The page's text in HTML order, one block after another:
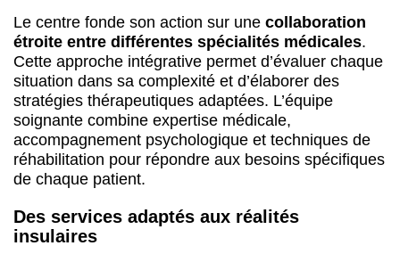
Le centre fonde son action sur une collaboration
étroite entre différentes spécialités médicales.
Cette approche intégrative permet d’évaluer chaque
situation dans sa complexité et d’élaborer des
stratégies thérapeutiques adaptées. L’équipe
soignante combine expertise médicale,
accompagnement psychologique et techniques de
réhabilitation pour répondre aux besoins spécifiques
de chaque patient.
Des services adaptés aux réalités
insulaires